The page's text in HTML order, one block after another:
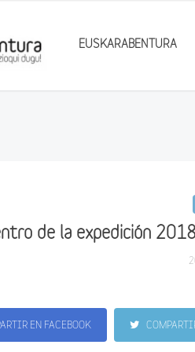
EUSKARABENTURA
de la expedición
EN FACEBOOK